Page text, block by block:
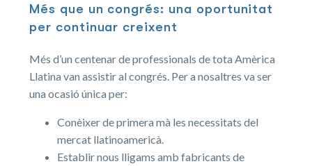
Més que un congrés: una oportunitat
per continuar creixent
Més d’un centenar de professionals de tota Amèrica
Llatina van assistir al congrés. Per a nosaltres va ser
una ocasió única per:
Conèixer de primera mà les necessitats del
mercat llatinoamericà.
Establir nous lligams amb fabricants de